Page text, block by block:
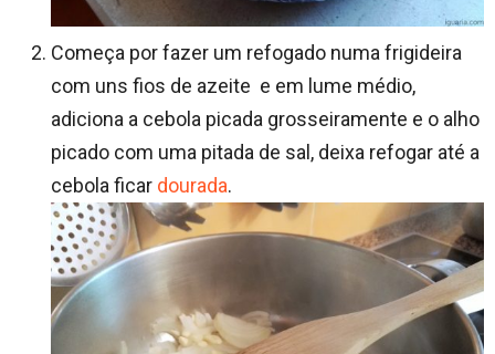
Começa por fazer um refogado numa frigideira
com uns fios de azeite e em lume médio,
adiciona a cebola picada grosseiramente e o alho
picado com uma pitada de sal, deixa refogar até a
cebola ficar dourada.